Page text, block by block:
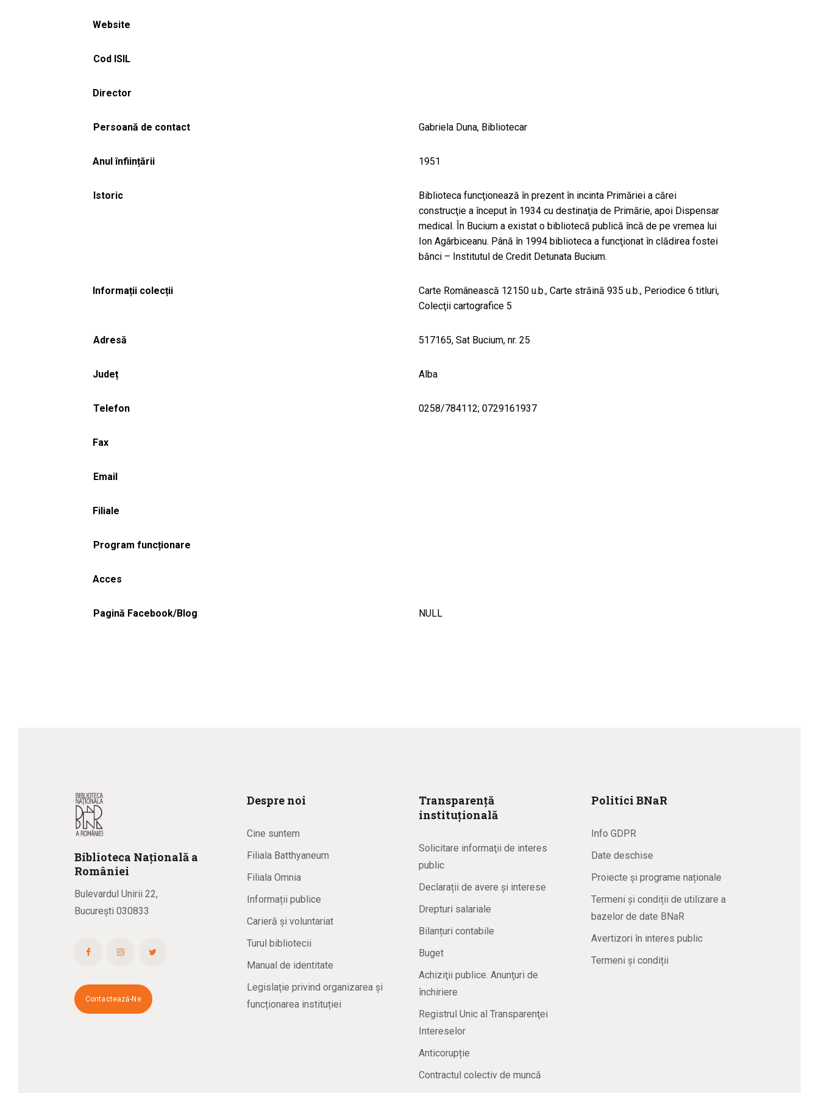
Website
Cod ISIL
Director
Persoană de contact Gabriela Duna, Bibliotecar
Anul înființării 1951
Istoric
Biblioteca funcţionează în prezent în incinta Primăriei a cărei
construcţie a început în 1934 cu destinaţia de Primărie, apoi Dispensar
medical. În Bucium a existat o bibliotecă publică încă de pe vremea lui
Ion Agârbiceanu. Până în 1994 biblioteca a funcţionat în clădirea fostei
bănci – Institutul de Credit Detunata Bucium.
Informații colecții
Carte Românească 12150 u.b., Carte străină 935 u.b., Periodice 6 titluri,
Colecţii cartografice 5
Adresă 517165, Sat Bucium, nr. 25
Județ Alba
Telefon 0258/784112; 0729161937
Fax
Email
Filiale
Program funcționare
Acces
Pagină Facebook/Blog NULL
Biblioteca Națională a
României
Bulevardul Unirii 22,
București 030833
Contactează-Ne
Despre noi
Cine suntem
Filiala Batthyaneum
Filiala Omnia
Informații publice
Carieră și voluntariat
Turul bibliotecii
Manual de identitate
Legislație privind organizarea și
funcționarea instituției
Transparență
instituțională
Solicitare informaţii de interes
public
Declarații de avere și interese
Drepturi salariale
Bilanțuri contabile
Buget
Achiziţii publice. Anunţuri de
închiriere
Registrul Unic al Transparenţei
Intereselor
Anticorupție
Contractul colectiv de muncă
Politici BNaR
Info GDPR
Date deschise
Proiecte și programe naționale
Termeni și condiții de utilizare a
bazelor de date BNaR
Avertizori în interes public
Termeni și condiții